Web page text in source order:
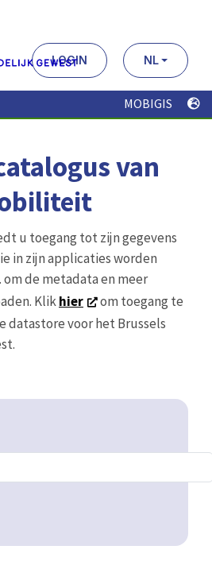
LOGIN NL
MOBIGIS
van
u toegang tot zijn gegevens
in zijn applicaties worden
. om de metadata en meer
Klikhier
om toegang te
datastore voor het Brussels